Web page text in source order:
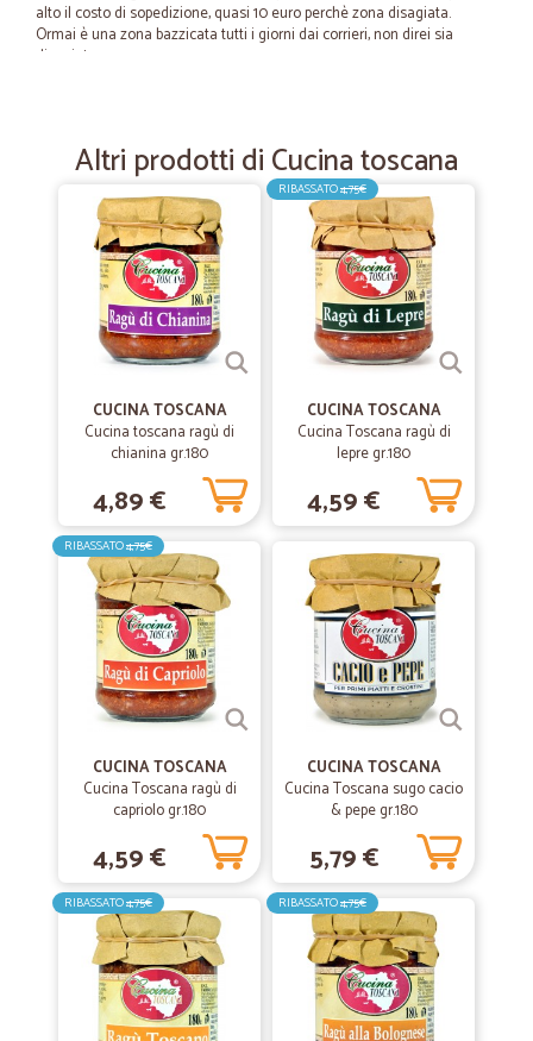
alto il costo di sopedizione, quasi 10 euro perchè zona disagiata.
Ormai è una zona bazzicata tutti i giorni dai corrieri, non direi sia
disagiata.
Mi son trovata bene.....quando sono…
Mi son trovata bene.....quando sono fuori dalla mia città di residenza
cerco sempre di ordinare da Voi quello che mi serve. Vi faccio i miei
complimenti. Grazie.
30/09/2022
—Enrico P.
Consegna rapida
29/09/2020
Anna maria D.
Tempi rapidi e consegna perfetta !
Tempi rapidi e consegna perfetta !
10/06/2020
—Linda B.
Ottimo servizio
Ottimo servizio , i prodotti sono buoni e la consegna molto veloce ;
nel caso manchi qualcosa viene dedotto in automatico e rimane un
credito - Molto soddisfatta , è già la seconda volta che ordino da loro
—Trustpilot
SERI E AFFIDABILI
Ho conosciuto Cicalia nel corso del recente lockdown, ho avuto da
subito un'impressione positiva per il fatto che, causa difficoltà del
momento, proponevano solo un ristretto numero di prodotti, non
accettando, contrariamente a altre realtà, ordini che non avrebbero
potuto evadere o consegnare nei tempi previsti. Le consegne
avvengono sempre entro le 24 ore, prodotti ben imballati. Servizio
post-vendita efficientissimo Prezzi forse leggermente superiori alle
grandi catene della distribuzione, ma interessanti
Altri prodotti di Cucina toscana
CUCINA TOSCANA
Cucina toscana ragù di
chianina gr.180
4,89 €
RIBASSATO4,75€
CUCINA TOSCANA
Cucina Toscana ragù di
lepre gr.180
4,59 €
RIBASSATO4,75€
CUCINA TOSCANA
Cucina Toscana ragù di
capriolo gr.180
4,59 €
CUCINA TOSCANA
Cucina Toscana sugo cacio
& pepe gr.180
5,79 €
RIBASSATO4,75€ RIBASSATO4,75€